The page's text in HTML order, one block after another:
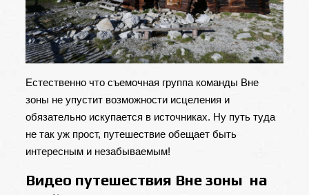
Естественно что съемочная группа команды Вне
зоны не упустит возможности исцеления и
обязательно искупается в источниках. Ну путь туда
не так уж прост, путешествие обещает быть
интересным и незабываемым!
Видео путешествия Вне зоны на